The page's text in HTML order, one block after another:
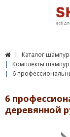
Каталог
Комплекты
6
6
деревянной